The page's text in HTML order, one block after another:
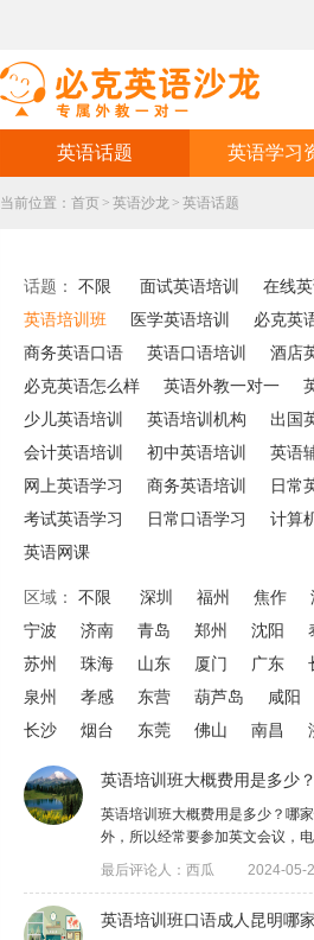
英语话题 英语学习
当前位置： 首页 > 英语沙龙 > 英语话题
话题： 不限 面试英语培训 在线
英语培训班
医学英语培训 必克英
商务英语口语
英语口语培训 酒店
必克英语怎么样
英语外教一对一
少儿英语培训
英语培训机构 出国
会计英语培训
初中英语培训 英语
网上英语学习
商务英语培训 日常
考试英语学习
日常口语学习 计算
英语网课
区域： 不限 深圳 福州 焦作
宁波
济南 青岛 郑州 沈阳
苏州
珠海 山东 厦门 广东
泉州
孝感 东营 葫芦岛 咸阳
长沙
烟台 东莞 佛山 南昌
英语培训班大概费用是多少
英语培训班大概费用是多少？哪
外，所以经常要参加英文会议，
最后评论人：西瓜
2024-05-
英语培训班口语成人昆明哪